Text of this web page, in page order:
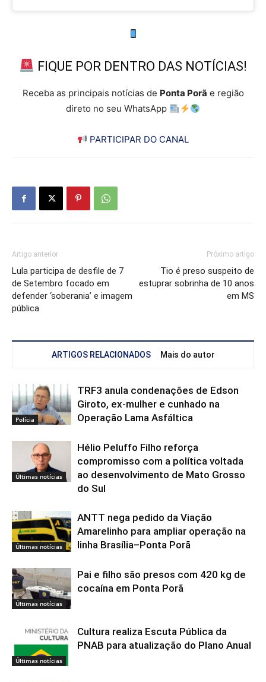
FIQUE POR DENTRO DAS NOTÍCIAS!
Receba as principais notícias de Ponta Porã e região
direto no seu WhatsApp
PARTICIPAR DO CANAL
Artigo anterior
Lula participa de desfile de 7
de Setembro focado em
defender ‘soberania’ e imagem
pública
Próximo artigo
Tio é preso suspeito de
estuprar sobrinha de 10 anos
em MS
ARTIGOS RELACIONADOS Mais do autor
Polícia
TRF3 anula condenações de Edson
Giroto, ex-mulher e cunhado na
Operação Lama Asfáltica
Últimas notícias
Hélio Peluffo Filho reforça
compromisso com a política voltada
ao desenvolvimento de Mato Grosso
do Sul
Últimas notícias
ANTT nega pedido da Viação
Amarelinho para ampliar operação na
linha Brasília–Ponta Porã
Últimas notícias
Pai e filho são presos com 420 kg de
cocaína em Ponta Porã
Últimas notícias
Cultura realiza Escuta Pública da
PNAB para atualização do Plano Anual